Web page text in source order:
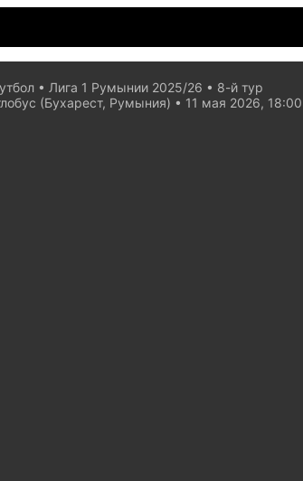
Лига 1 Румынии 2025/26
8-й тур
(Бухарест, Румыния)
11 мая 2026, 18:00